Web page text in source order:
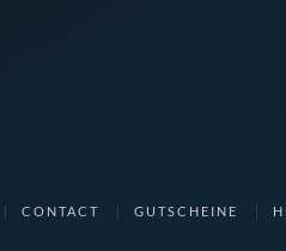
CONTACT GUTSCHEINE